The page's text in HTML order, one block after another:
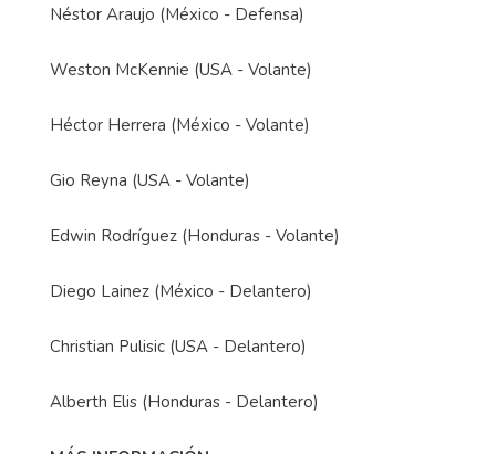
Néstor Araujo (México - Defensa)
Weston McKennie (USA - Volante)
Héctor Herrera (México - Volante)
Gio Reyna (USA - Volante)
Edwin Rodríguez (Honduras - Volante)
Diego Lainez (México - Delantero)
Christian Pulisic (USA - Delantero)
Alberth Elis (Honduras - Delantero)